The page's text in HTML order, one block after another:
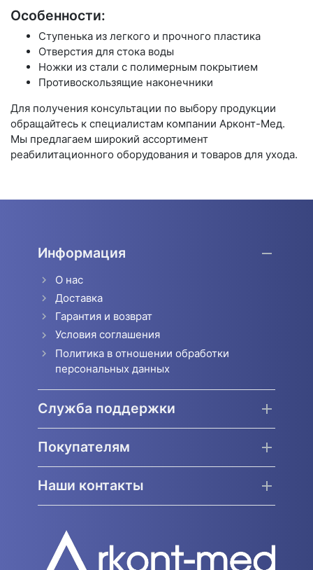
Особенности:
Ступенька из легкого и прочного пластика
Отверстия для стока воды
Ножки из стали с полимерным покрытием
Противоскользящие наконечники
Для получения консультации по выбору продукции
обращайтесь к специалистам компании Арконт-Мед.
Мы предлагаем широкий ассортимент
реабилитационного оборудования и товаров для ухода.
Информация
О нас
Доставка
Гарантия и возврат
Условия соглашения
Политика в отношении обработки
персональных данных
Служба поддержки
Покупателям
Наши контакты